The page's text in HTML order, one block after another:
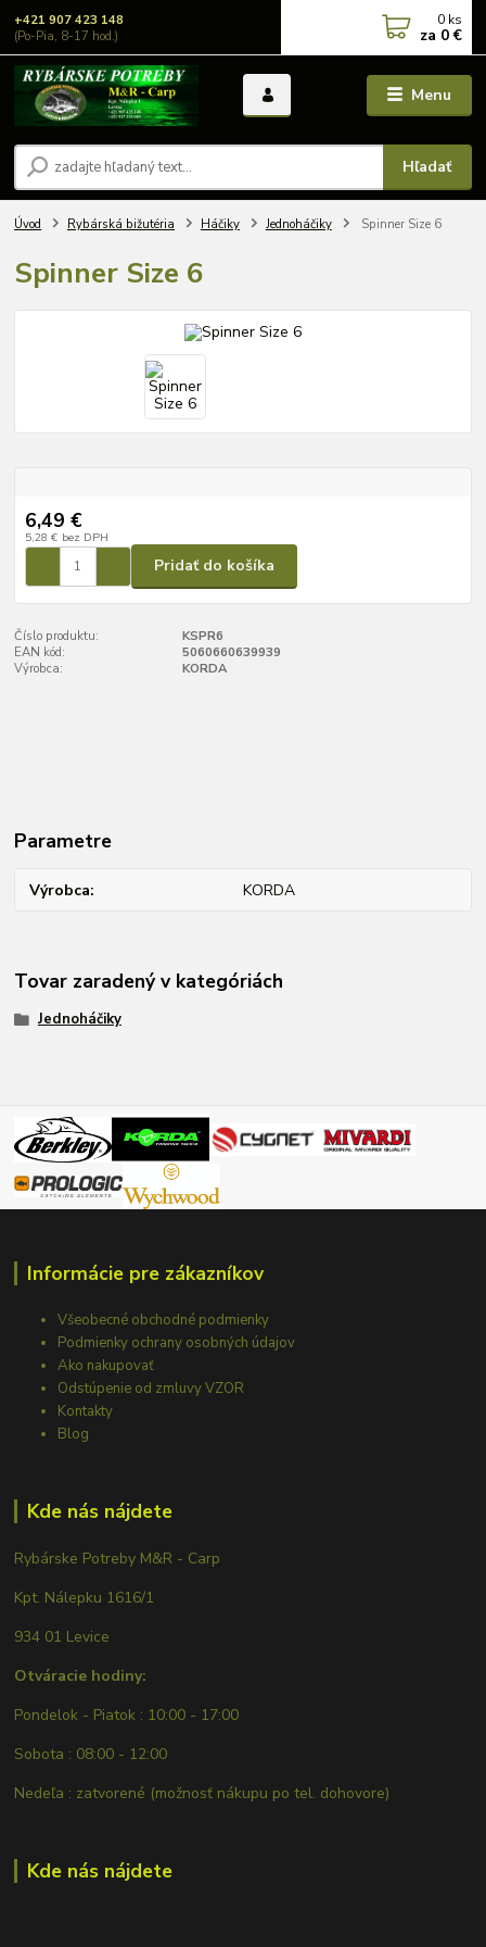
Menu
Hľadať
+421 907 423 148
(Po-Pia, 8-17 hod.)
0 ks
za 0 €
Úvod Rybárská bižutéria Háčiky Jednoháčiky Spinner Size 6
Spinner Size 6
6,49 €
5,28 € bez DPH
Pridať do košíka
Číslo produktu:
KSPR6
EAN kód:
5060660639939
Výrobca:
KORDA
Parametre
Výrobca KORDA
Tovar zaradený v kategóriách
Jednoháčiky
Informácie pre zákazníkov
Všeobecné obchodné podmienky
Podmienky ochrany osobných údajov
Ako nakupovať
Odstúpenie od zmluvy VZOR
Kontakty
Blog
Kde nás nájdete
Rybárske Potreby M&R - Carp
Kpt. Nálepku 1616/1
934 01 Levice
Otváracie hodiny:
Pondelok - Piatok : 10:00 - 17:00
Sobota : 08:00 - 12:00
Nedeľa : zatvorené (možnosť nákupu po tel. dohovore)
Kde nás nájdete